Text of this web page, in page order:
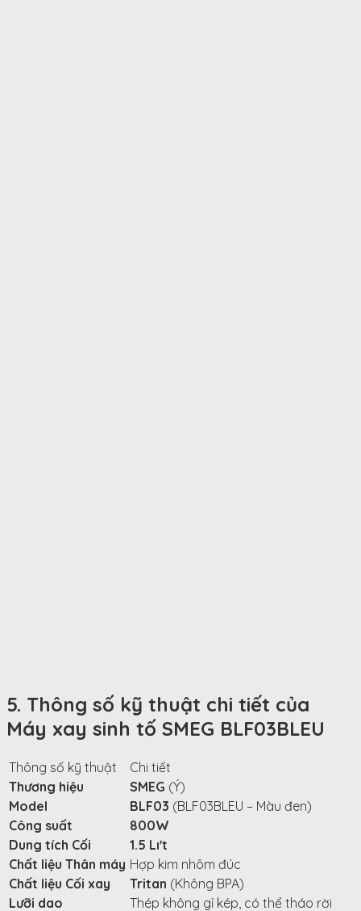
5. Thông số kỹ thuật chi tiết của
Máy xay sinh tố SMEG BLF03BLEU
Thông số kỹ thuật
Chi tiết
Thương hiệu
SMEG (Ý)
Model
BLF03 (BLF03BLEU – Màu đen)
Công suất
800W
Dung tích Cối
1.5 Lıˊt
Chất liệu Thân máy Hợp kim nhôm đúc
Chất liệu Cối xay
Tritan (Không BPA)
Lưỡi dao
Thép không gỉ kép, có thể tháo rời